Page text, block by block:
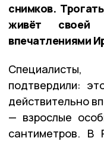
снимков.
живёт своей
впечатлениями
подтвердили:
действительно
— взрослые
сантиметров. В